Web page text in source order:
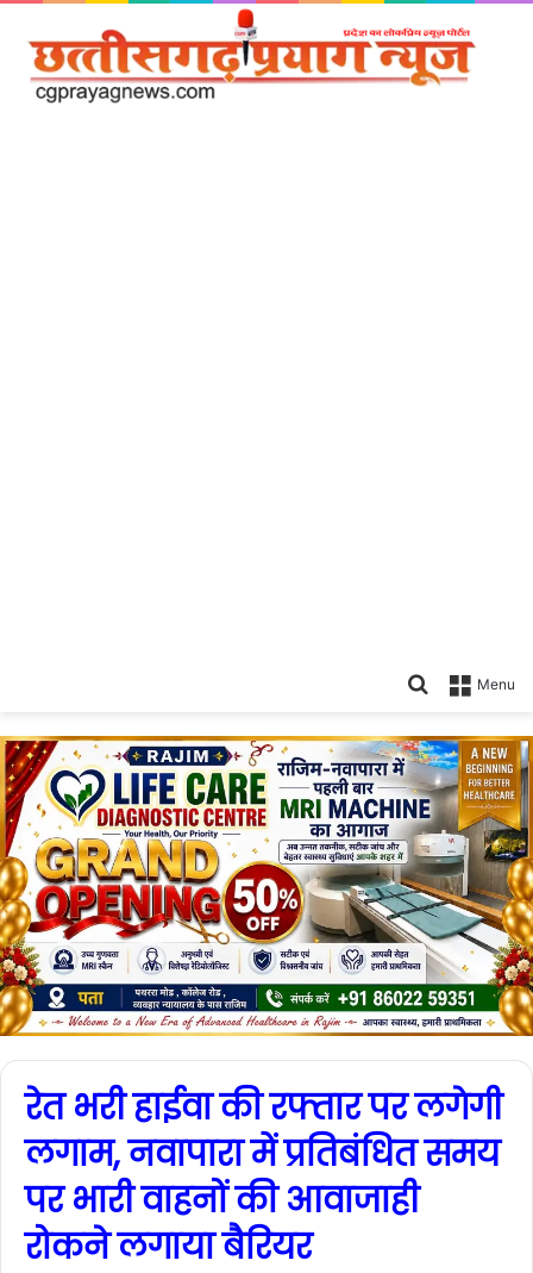
Menu
Search
रेत भरी हाईवा की रफ्तार पर लगेगी
लगाम, नवापारा में प्रतिबंधित समय
पर भारी वाहनों की आवाजाही
रोकने लगाया बैरियर